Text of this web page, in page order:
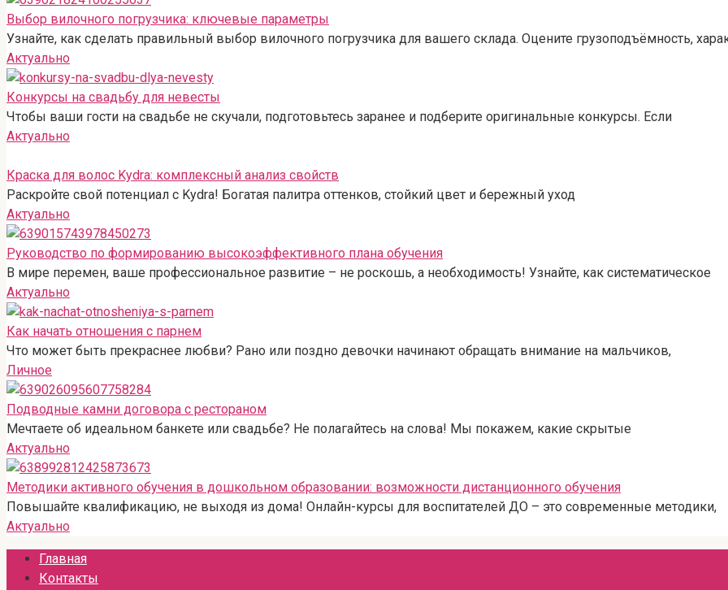
Выбор вилочного погрузчика: ключевые параметры
Узнайте, как сделать правильный выбор вилочного погрузчика для вашего склада. Оцените грузоподъёмность,
Актуально
Конкурсы на свадьбу для невесты
Чтобы ваши гости на свадьбе не скучали, подготовьтесь заранее и подберите оригинальные конкурсы. Если
Актуально
Краска для волос Kydra: комплексный анализ свойств
Раскройте свой потенциал с Kydra! Богатая палитра оттенков, стойкий цвет и бережный уход
Актуально
Руководство по формированию высокоэффективного плана обучения
В мире перемен, ваше профессиональное развитие – не роскошь, а необходимость! Узнайте, как систематическое
Актуально
Как начать отношения с парнем
Что может быть прекраснее любви? Рано или поздно девочки начинают обращать внимание на мальчиков,
Личное
Подводные камни договора с рестораном
Мечтаете об идеальном банкете или свадьбе? Не полагайтесь на слова! Мы покажем, какие скрытые
Актуально
Методики активного обучения в дошкольном образовании: возможности дистанционного обучения
Повышайте квалификацию, не выходя из дома! Онлайн-курсы для воспитателей ДО – это современные методики,
Актуально
Главная
Контакты